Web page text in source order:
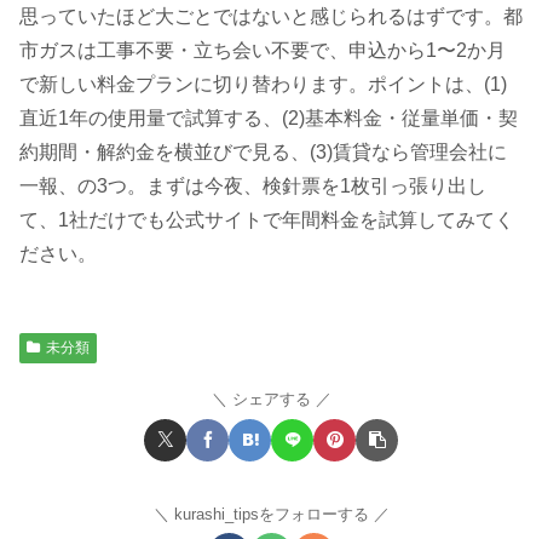
思っていたほど大ごとではないと感じられるはずです。都
市ガスは工事不要・立ち会い不要で、申込から1〜2か月
で新しい料金プランに切り替わります。ポイントは、(1)
直近1年の使用量で試算する、(2)基本料金・従量単価・契
約期間・解約金を横並びで見る、(3)賃貸なら管理会社に
一報、の3つ。まずは今夜、検針票を1枚引っ張り出し
て、1社だけでも公式サイトで年間料金を試算してみてく
ださい。
未分類
シェアする
kurashi_tipsをフォローする